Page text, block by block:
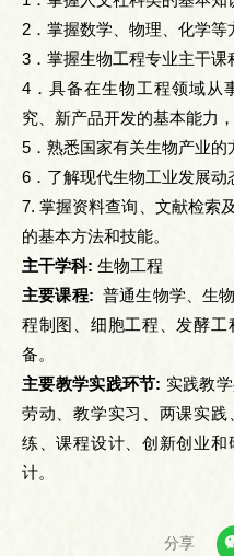
2．掌握数学、物理、化学等
3．掌握生物工程专业主干课
4．具备在生物工程领域从
究、新产品开发的基本能力
5．熟悉国家有关生物产业的
6．了解现代生物工业发展动
7. 掌握资料查询、文献检索
的基本方法和技能。
主干学科: 生物工程
主要课程: 普通生物学、生
程制图、细胞工程、发酵
备。
主要教学实践环节: 实践教
劳动、教学实习、两课实践
练、课程设计、创新创业
计。
分享